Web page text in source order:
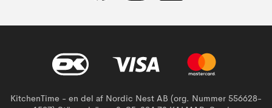
KitchenTime - en del af Nordic Nest AB (org. Nummer 556628-